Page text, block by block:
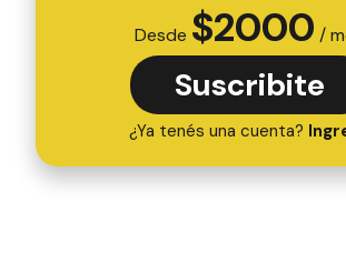
Desde $2000 /
Suscribite
¿Ya tenés una cuenta?